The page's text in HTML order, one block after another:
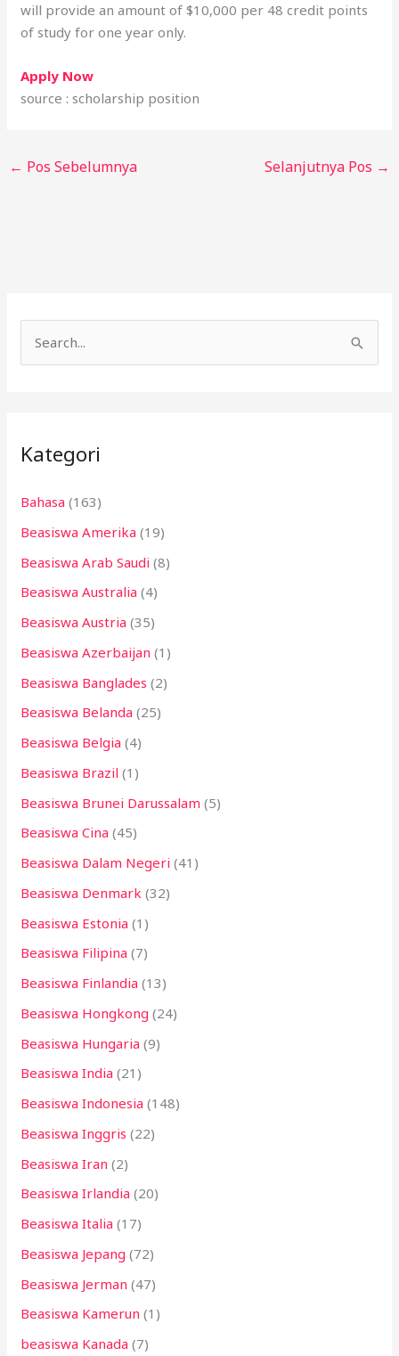
will provide an amount of $10,000 per 48 credit points
of study for one year only.
Apply Now
source : scholarship position
← Pos Sebelumnya Selanjutnya Pos →
u
t
u
k
:
Kategori
Bahasa (163)
Beasiswa Amerika (19)
Beasiswa Arab Saudi (8)
Beasiswa Australia (4)
Beasiswa Austria (35)
Beasiswa Azerbaijan (1)
Beasiswa Banglades (2)
Beasiswa Belanda (25)
Beasiswa Belgia (4)
Beasiswa Brazil (1)
Beasiswa Brunei Darussalam (5)
Beasiswa Cina (45)
Beasiswa Dalam Negeri (41)
Beasiswa Denmark (32)
Beasiswa Estonia (1)
Beasiswa Filipina (7)
Beasiswa Finlandia (13)
Beasiswa Hongkong (24)
Beasiswa Hungaria (9)
Beasiswa India (21)
Beasiswa Indonesia (148)
Beasiswa Inggris (22)
Beasiswa Iran (2)
Beasiswa Irlandia (20)
Beasiswa Italia (17)
Beasiswa Jepang (72)
Beasiswa Jerman (47)
Beasiswa Kamerun (1)
beasiswa Kanada (7)